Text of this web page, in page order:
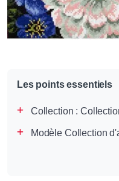
Les points essentiels
Collection :
Modèle Collection